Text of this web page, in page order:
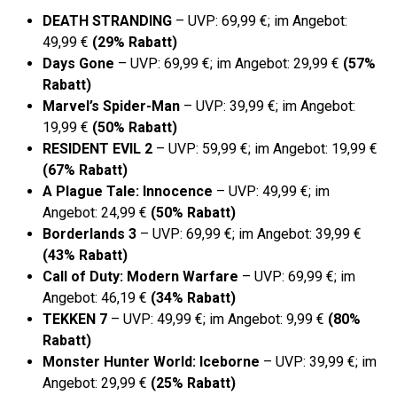
DEATH STRANDING – UVP: 69,99 €; im Angebot:
49,99 € (29% Rabatt)
Days Gone – UVP: 69,99 €; im Angebot: 29,99 € (57%
Rabatt)
Marvel’s Spider-Man – UVP: 39,99 €; im Angebot:
19,99 € (50% Rabatt)
RESIDENT EVIL 2 – UVP: 59,99 €; im Angebot: 19,99 €
(67% Rabatt)
A Plague Tale: Innocence – UVP: 49,99 €; im
Angebot: 24,99 € (50% Rabatt)
Borderlands 3 – UVP: 69,99 €; im Angebot: 39,99 €
(43% Rabatt)
Call of Duty: Modern Warfare – UVP: 69,99 €; im
Angebot: 46,19 € (34% Rabatt)
TEKKEN 7 – UVP: 49,99 €; im Angebot: 9,99 € (80%
Rabatt)
Monster Hunter World: Iceborne – UVP: 39,99 €; im
Angebot: 29,99 € (25% Rabatt)